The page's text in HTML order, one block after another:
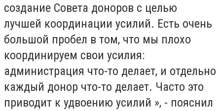
создание Совета доноров с целью
лучшей координации усилий. Есть очень
большой пробел в том, что мы плохо
координируем свои усилия:
администрация что-то делает, и отдельно
каждый донор что-то делает. Часто это
приводит к удвоению усилий », - пояснил